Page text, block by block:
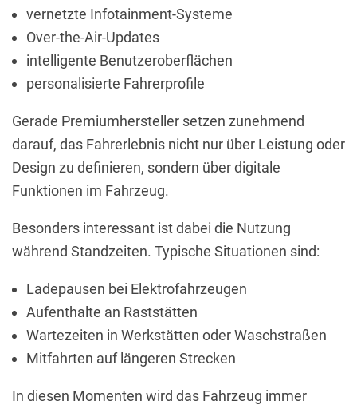
vernetzte Infotainment-Systeme
Over-the-Air-Updates
intelligente Benutzeroberflächen
personalisierte Fahrerprofile
Gerade Premiumhersteller setzen zunehmend
darauf, das Fahrerlebnis nicht nur über Leistung oder
Design zu definieren, sondern über digitale
Funktionen im Fahrzeug.
Besonders interessant ist dabei die Nutzung
während Standzeiten. Typische Situationen sind:
Ladepausen bei Elektrofahrzeugen
Aufenthalte an Raststätten
Wartezeiten in Werkstätten oder Waschstraßen
Mitfahrten auf längeren Strecken
In diesen Momenten wird das Fahrzeug immer